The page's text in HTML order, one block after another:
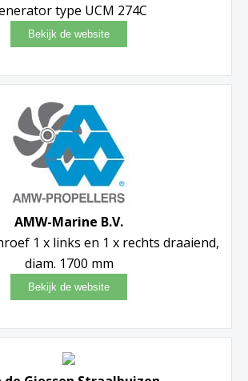
type UCM 274C
AMW-Marine B.V.
1 x links en 1 x rechts draaiend,
diam. 1700 mm